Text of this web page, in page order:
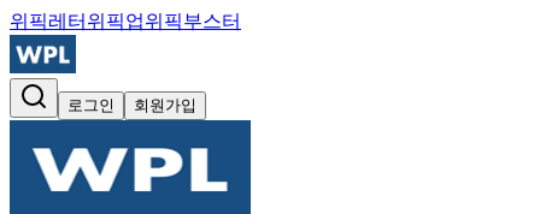
위픽레터 위픽업위픽부스터
로그인 회원가입